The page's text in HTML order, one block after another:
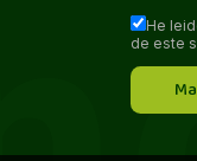
He
de este